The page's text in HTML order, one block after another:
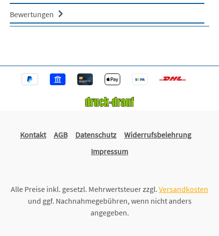
Bewertungen
Kontakt AGB Datenschutz
Widerrufsbelehrung
Impressum
Alle Preise inkl. gesetzl. Mehrwertsteuer zzgl. Versandkosten
und ggf. Nachnahmegebühren, wenn nicht anders
angegeben.